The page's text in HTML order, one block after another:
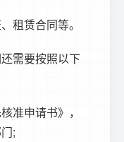
租赁合同等。
需要按照以下
准申请书》，
;